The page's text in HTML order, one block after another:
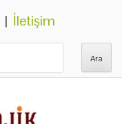
| İletişim